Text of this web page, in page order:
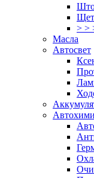
>
Масла
Автосвет